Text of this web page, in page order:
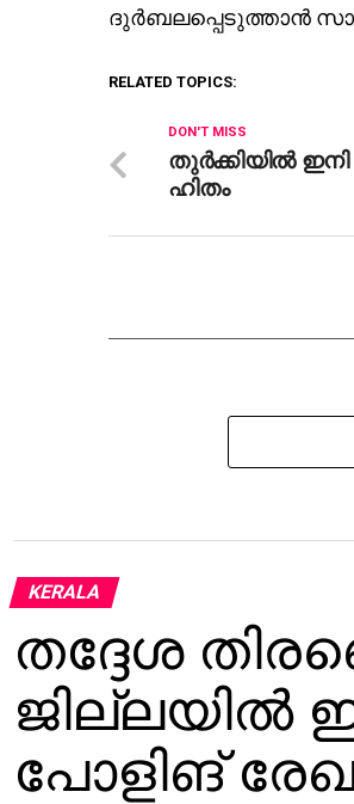
ദുര്‍ബലപ്പെടുത്താന്‍
RELATED TOPICS:
DON'T MISS
തുര്‍ക്കിയില്‍
ഹിതം
KERALA
തദ്ദേശ
ജില്ലയില്‍
പോളിങ്